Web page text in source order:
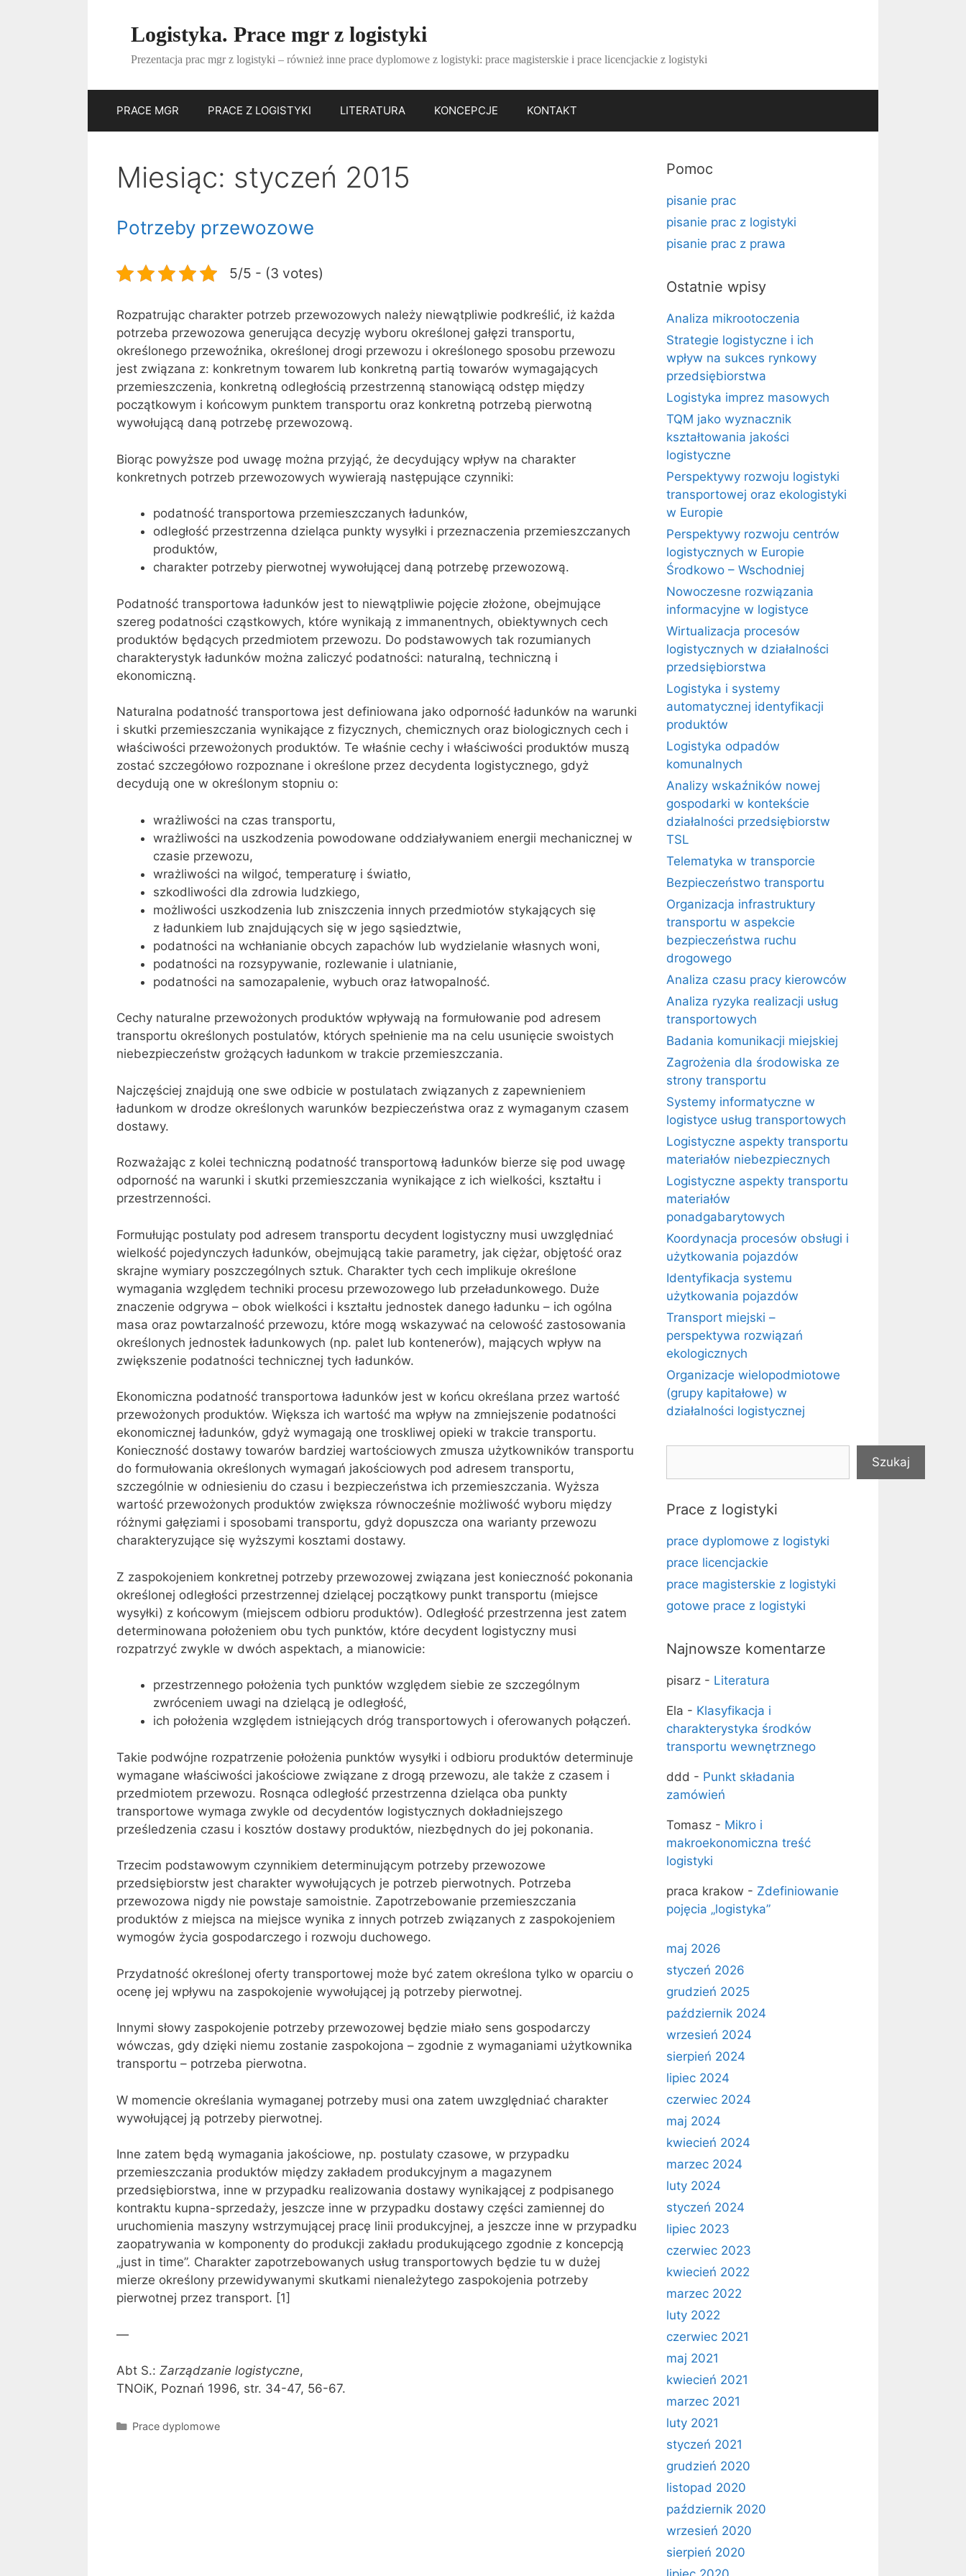
Logistyka. Prace mgr z logistyki
Prezentacja prac mgr z logistyki – również inne prace dyplomowe z logistyki: prace magisterskie i prace licencjackie z logistyki
PRACE MGR PRACE Z LOGISTYKI LITERATURA KONCEPCJE KONTAKT
Miesiąc: styczeń 2015
Potrzeby przewozowe
5/5 - (3 votes)
Rozpatrując charakter potrzeb przewozowych należy niewątpliwie podkreślić, iż każda
potrzeba przewozowa generująca decyzję wyboru określonej gałęzi transportu,
określonego przewoźnika, określonej drogi przewozu i określonego sposobu przewozu
jest związana z: konkretnym towarem lub konkretną partią towarów wymagających
przemieszczenia, konkretną odległością przestrzenną stanowiącą odstęp między
początkowym i końcowym punktem transportu oraz konkretną potrzebą pierwotną
wywołującą daną potrzebę przewozową.
Biorąc powyższe pod uwagę można przyjąć, że decydujący wpływ na charakter
konkretnych potrzeb przewozowych wywierają następujące czynniki:
podatność transportowa przemieszczanych ładunków,
odległość przestrzenna dzieląca punkty wysyłki i przeznaczenia przemiesz­czanych
produktów,
charakter potrzeby pierwotnej wywołującej daną potrzebę przewozową.
Podatność transportowa ładunków jest to niewątpliwie pojęcie złożone, obejmujące
szereg podatności cząstkowych, które wynikają z immanentnych, obiektywnych cech
produktów będących przedmiotem przewozu. Do podstawowych tak rozumianych
charakterystyk ładunków można zaliczyć podatności: naturalną, techniczną i
ekonomiczną.
Naturalna podatność transportowa jest definiowana jako odporność ładunków na warunki
i skutki przemieszczania wynikające z fizycznych, chemicznych oraz biologicznych cech i
właściwości przewożonych produktów. Te właśnie cechy i właściwości produktów muszą
zostać szczegółowo rozpoznane i określone przez decydenta logistycznego, gdyż
decydują one w określonym stopniu o:
wrażliwości na czas transportu,
wrażliwości na uszkodzenia powodowane oddziaływaniem energii mechanicznej w
czasie przewozu,
wrażliwości na wilgoć, temperaturę i światło,
szkodliwości dla zdrowia ludzkiego,
możliwości uszkodzenia lub zniszczenia innych przedmiotów stykających się
z ładunkiem lub znajdujących się w jego sąsiedztwie,
podatności na wchłanianie obcych zapachów lub wydzielanie własnych woni,
podatności na rozsypywanie, rozlewanie i ulatnianie,
podatności na samozapalenie, wybuch oraz łatwopalność.
Cechy naturalne przewożonych produktów wpływają na formułowanie pod adresem
transportu określonych postulatów, których spełnienie ma na celu usunięcie swoistych
niebezpieczeństw grożących ładunkom w trakcie przemieszczania.
Najczęściej znajdują one swe odbicie w postulatach związanych z zapewnieniem
ładunkom w drodze określonych warunków bezpieczeństwa oraz z wymaganym czasem
dostawy.
Rozważając z kolei techniczną podatność transportową ładunków bierze się pod uwagę
odporność na warunki i skutki przemieszczania wynikające z ich wielkości, kształtu i
przestrzenności.
Formułując postulaty pod adresem transportu decydent logistyczny musi uwzględniać
wielkość pojedynczych ładunków, obejmującą takie parametry, jak ciężar, objętość oraz
skrajne wymiary poszczególnych sztuk. Charakter tych cech implikuje określone
wymagania względem techniki procesu przewozowego lub przeładunkowego. Duże
znaczenie odgrywa – obok wielkości i kształtu jednostek danego ładunku – ich ogólna
masa oraz powtarzalność przewozu, które mogą wskazywać na celowość zastosowania
określonych jednostek ładunkowych (np. palet lub kontenerów), mających wpływ na
zwiększenie podatności technicznej tych ładunków.
Ekonomiczna podatność transportowa ładunków jest w końcu określana przez wartość
przewożonych produktów. Większa ich wartość ma wpływ na zmniejszenie podatności
ekonomicznej ładunków, gdyż wymagają one troskliwej opieki w trakcie transportu.
Konieczność dostawy towarów bardziej wartościowych zmusza użytkowników transportu
do formułowania określonych wymagań jakościowych pod adresem transportu,
szczególnie w odniesieniu do czasu i bezpieczeństwa ich przemieszczania. Wyższa
wartość przewożonych produktów zwiększa równocześnie możliwość wyboru między
różnymi gałęziami i sposobami transportu, gdyż dopuszcza ona warianty przewozu
charakteryzujące się wyższymi kosztami dostawy.
Z zaspokojeniem konkretnej potrzeby przewozowej związana jest konieczność pokonania
określonej odległości przestrzennej dzielącej początkowy punkt transportu (miejsce
wysyłki) z końcowym (miejscem odbioru produktów). Odległość przestrzenna jest zatem
determinowana położeniem obu tych punktów, które decydent logistyczny musi
rozpatrzyć zwykle w dwóch aspektach, a mianowicie:
przestrzennego położenia tych punktów względem siebie ze szczególnym
zwróceniem uwagi na dzielącą je odległość,
ich położenia względem istniejących dróg transportowych i oferowanych połączeń.
Takie podwójne rozpatrzenie położenia punktów wysyłki i odbioru produktów determinuje
wymagane właściwości jakościowe związane z drogą przewozu, ale także z czasem i
przedmiotem przewozu. Rosnąca odległość przestrzenna dzieląca oba punkty
transportowe wymaga zwykle od decydentów logistycznych dokładniejszego
prześledzenia czasu i kosztów dostawy produktów, niezbędnych do jej pokonania.
Trzecim podstawowym czynnikiem determinującym potrzeby przewozowe
przedsiębiorstw jest charakter wywołujących je potrzeb pierwotnych. Potrzeba
przewozowa nigdy nie powstaje samoistnie. Zapotrzebowanie przemieszczania
produktów z miejsca na miejsce wynika z innych potrzeb związanych z zaspokojeniem
wymogów życia gospodarczego i rozwoju duchowego.
Przydatność określonej oferty transportowej może być zatem określona tylko w oparciu o
ocenę jej wpływu na zaspokojenie wywołującej ją potrzeby pierwotnej.
Innymi słowy zaspokojenie potrzeby przewozowej będzie miało sens gospodarczy
wówczas, gdy dzięki niemu zostanie zaspokojona – zgodnie z wymaganiami użytkownika
transportu – potrzeba pierwotna.
W momencie określania wymaganej potrzeby musi ona zatem uwzględniać charakter
wywołującej ją potrzeby pierwotnej.
Inne zatem będą wymagania jakościowe, np. postulaty czasowe, w przypadku
przemieszczania produktów między zakładem produkcyjnym a magazynem
przedsiębiorstwa, inne w przypadku realizowania dostawy wynikającej z podpisanego
kontraktu kupna-sprzedaży, jeszcze inne w przypadku dostawy części zamiennej do
uruchomienia maszyny wstrzymującej pracę linii produkcyjnej, a jeszcze inne w przypadku
zaopatrywania w komponenty do produkcji zakładu produkującego zgodnie z koncepcją
„just in time”. Charakter zapotrzebowanych usług transportowych będzie tu w dużej
mierze określony przewidywanymi skutkami nienależytego zaspokojenia potrzeby
pierwotnej przez transport. [1]
—
Abt S.: Zarządzanie logistyczne,
TNOiK, Poznań 1996, str. 34-47, 56-67.
Kategorie
Prace dyplomowe
Pomoc
pisanie prac
pisanie prac z logistyki
pisanie prac z prawa
Ostatnie wpisy
Analiza mikrootoczenia
Strategie logistyczne i ich
wpływ na sukces rynkowy
przedsiębiorstwa
Logistyka imprez masowych
TQM jako wyznacznik
kształtowania jakości
logistyczne
Perspektywy rozwoju logistyki
transportowej oraz ekologistyki
w Europie
Perspektywy rozwoju centrów
logistycznych w Europie
Środkowo – Wschodniej
Nowoczesne rozwiązania
informacyjne w logistyce
Wirtualizacja procesów
logistycznych w działalności
przedsiębiorstwa
Logistyka i systemy
automatycznej identyfikacji
produktów
Logistyka odpadów
komunalnych
Analizy wskaźników nowej
gospodarki w kontekście
działalności przedsiębiorstw
TSL
Telematyka w transporcie
Bezpieczeństwo transportu
Organizacja infrastruktury
transportu w aspekcie
bezpieczeństwa ruchu
drogowego
Analiza czasu pracy kierowców
Analiza ryzyka realizacji usług
transportowych
Badania komunikacji miejskiej
Zagrożenia dla środowiska ze
strony transportu
Systemy informatyczne w
logistyce usług transportowych
Logistyczne aspekty transportu
materiałów niebezpiecznych
Logistyczne aspekty transportu
materiałów
ponadgabarytowych
Koordynacja procesów obsługi i
użytkowania pojazdów
Identyfikacja systemu
użytkowania pojazdów
Transport miejski –
perspektywa rozwiązań
ekologicznych
Organizacje wielopodmiotowe
(grupy kapitałowe) w
działalności logistycznej
Szukaj
Prace z logistyki
prace dyplomowe z logistyki
prace licencjackie
prace magisterskie z logistyki
gotowe prace z logistyki
Najnowsze komentarze
pisarz - Literatura
Ela - Klasyfikacja i
charakterystyka środków
transportu wewnętrznego
ddd - Punkt składania
zamówień
Tomasz - Mikro i
makroekonomiczna treść
logistyki
praca krakow - Zde­finiowanie
pojęcia „logistyka”
maj 2026
styczeń 2026
grudzień 2025
październik 2024
wrzesień 2024
sierpień 2024
lipiec 2024
czerwiec 2024
maj 2024
kwiecień 2024
marzec 2024
luty 2024
styczeń 2024
lipiec 2023
czerwiec 2023
kwiecień 2022
marzec 2022
luty 2022
czerwiec 2021
maj 2021
kwiecień 2021
marzec 2021
luty 2021
styczeń 2021
grudzień 2020
listopad 2020
październik 2020
wrzesień 2020
sierpień 2020